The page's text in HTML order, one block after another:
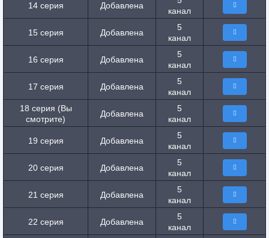
14 серия Добавлена
канал
15 серия Добавлена
5
канал
16 серия Добавлена
5
канал
17 серия Добавлена
5
канал
18 серия (Вы
смотрите)
Добавлена
5
канал
19 серия Добавлена
5
канал
20 серия Добавлена
5
канал
21 серия Добавлена
5
канал
22 серия Добавлена
5
канал